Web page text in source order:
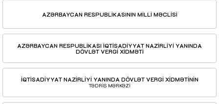
AZƏRBAYCAN RESPUBLİKASININ MİLLİ MƏCLİSİ
AZƏRBAYCAN RESPUBLİKASI İQTİSADİYYAT NAZİRLİYİ YANINDA
DÖVLƏT VERGİ XİDMƏTİ
İQTİSADİYYAT NAZİRLİYİ YANINDA DÖVLƏT VERGİ XİDMƏTİNİN
TƏDRİS MƏRKƏZİ